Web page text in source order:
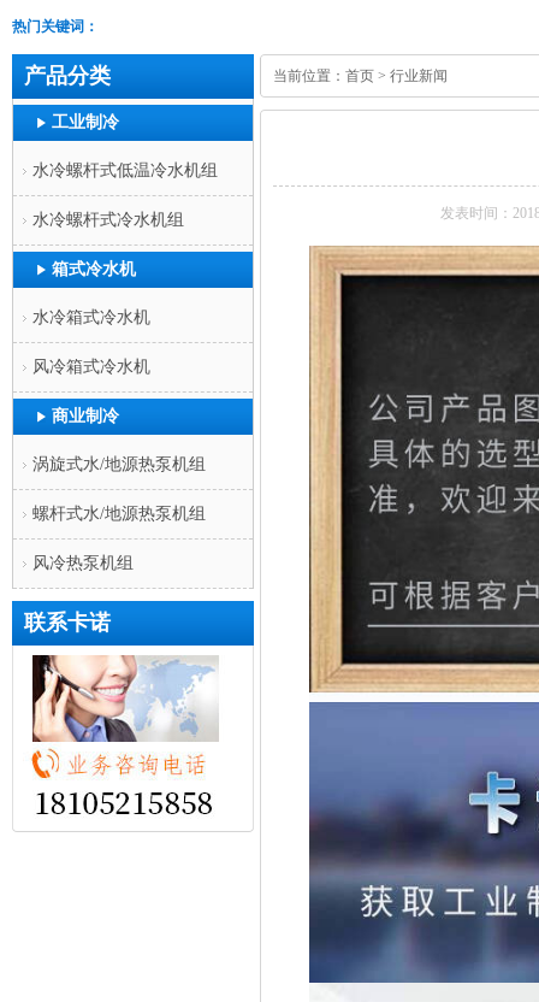
热门关键词：
产品分类
工业制冷
水冷螺杆式低温冷水机组
水冷螺杆式冷水机组
箱式冷水机
水冷箱式冷水机
风冷箱式冷水机
商业制冷
涡旋式水/地源热泵机组
螺杆式水/地源热泵机组
风冷热泵机组
联系卡诺
当前位置： 首页 > 行业新闻
发表时间：